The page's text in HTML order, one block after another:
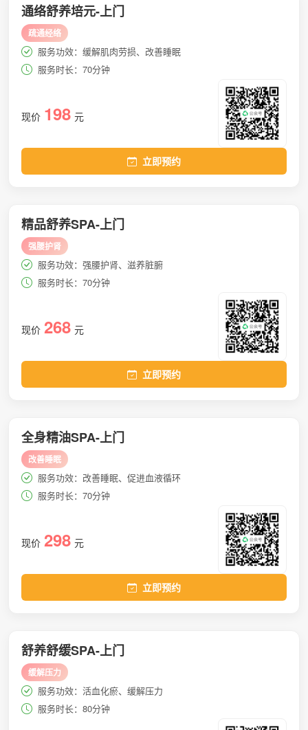
通络舒养培元-上门
疏通经络
服务功效：缓解肌肉劳损、改善睡眠
服务时长：70分钟
现价 198 元
立即预约
精品舒养SPA-上门
强腰护肾
服务功效：强腰护肾、滋养脏腑
服务时长：70分钟
现价 268 元
立即预约
全身精油SPA-上门
改善睡眠
服务功效：改善睡眠、促进血液循环
服务时长：70分钟
现价 298 元
立即预约
舒养舒缓SPA-上门
缓解压力
服务功效：活血化瘀、缓解压力
服务时长：80分钟